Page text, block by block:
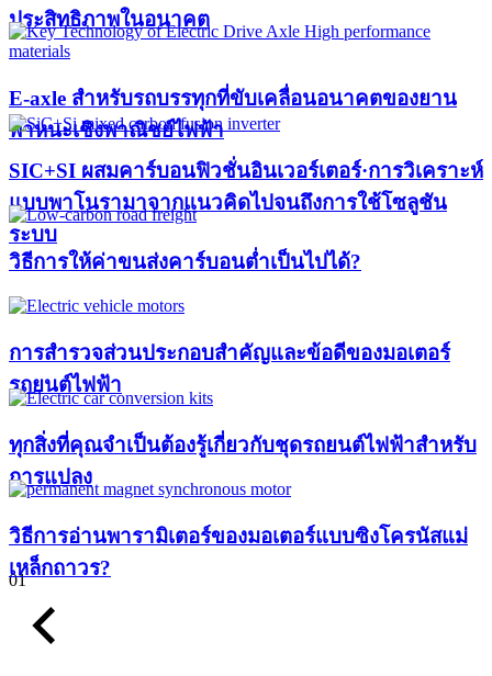
ประสิทธิภาพในอนาคต
E-axle สำหรับรถบรรทุกที่ขับเคลื่อนอนาคตของยาน
พาหนะเชิงพาณิชย์ไฟฟ้า
SIC+SI ผสมคาร์บอนฟิวชั่นอินเวอร์เตอร์·การวิเคราะห์
แบบพาโนรามาจากแนวคิดไปจนถึงการใช้โซลูชัน
ระบบ
วิธีการให้ค่าขนส่งคาร์บอนต่ำเป็นไปได้?
การสำรวจส่วนประกอบสำคัญและข้อดีของมอเตอร์
รถยนต์ไฟฟ้า
ทุกสิ่งที่คุณจำเป็นต้องรู้เกี่ยวกับชุดรถยนต์ไฟฟ้าสำหรับ
การแปลง
วิธีการอ่านพารามิเตอร์ของมอเตอร์แบบซิงโครนัสแม่
เหล็กถาวร?
01